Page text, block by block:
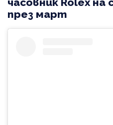
през март